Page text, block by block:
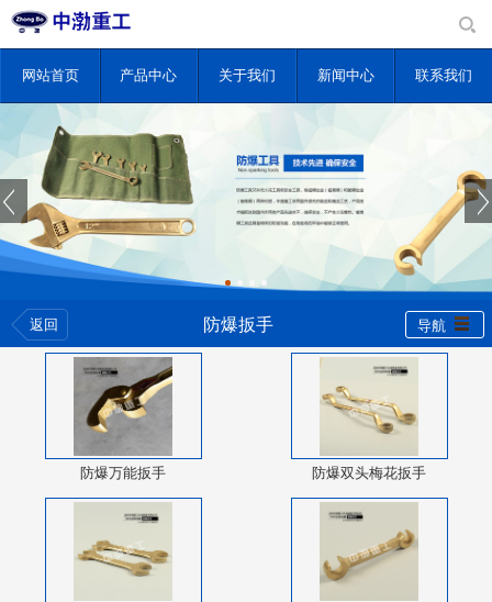
网站首页 产品中心 关于我们 新闻中心 联系我们
返回 防爆扳手 导航
防爆万能扳手 防爆双头梅花扳手